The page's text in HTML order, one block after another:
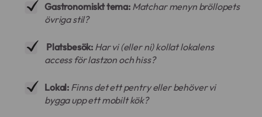
Gastronomiskt tema:Matchar menyn bröllopets
övriga stil?
Platsbesök: Har vi (eller ni) kollat lokalens
access för lastzon och hiss?
Lokal: Finns det ett pentry eller behöver vi
bygga upp ett mobilt kök?